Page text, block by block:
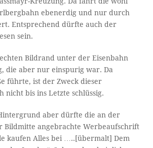
ebenerdig und nur durch
Entsprechend dürfte auch der
sein.
Bildrand unter der Eisenbahn
die aber nur einspurig war. Da
führte, ist der Zweck dieser
nicht bis ins Letzte schlüssig.
aber dürfte die an der
Bildmitte angebrachte Werbeaufschrift
kaufen Alles bei …..[übermalt] Dem